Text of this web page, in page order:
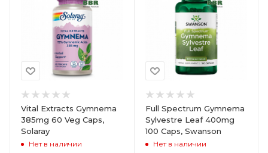
Vital Extracts Gymnema
385mg 60 Veg Caps,
Solaray
Нет в наличии
Full Spectrum Gymnema
Sylvestre Leaf 400mg
100 Caps, Swanson
Нет в наличии